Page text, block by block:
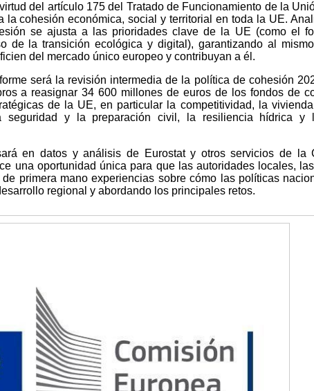
del artículo 175 del Tratado de Funcionamiento de la
la cohesión económica, social y territorial en toda la UE.
se ajusta a las prioridades clave de la UE (como el
de la transición ecológica y digital), garantizando al
del mercado único europeo y contribuyan a él.
será la revisión intermedia de la política de cohesión
a reasignar 34 600 millones de euros de los fondos de
de la UE, en particular la competitividad, la
seguridad y la preparación civil, la resiliencia hídrica y
en datos y análisis de Eurostat y otros servicios de la
una oportunidad única para que las autoridades locales,
de primera mano experiencias sobre cómo las políticas
regional y abordando los principales retos.